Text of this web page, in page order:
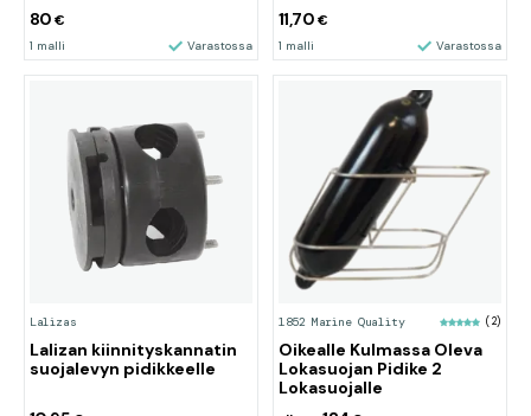
80€
1 malli Varastossa
11,70 €
1 malli Varastossa
Lalizas
Lalizan kiinnityskannatin
suojalevyn pidikkeelle
1852 Marine Quality (2)
Oikealle Kulmassa Oleva
Lokasuojan Pidike 2
Lokasuojalle